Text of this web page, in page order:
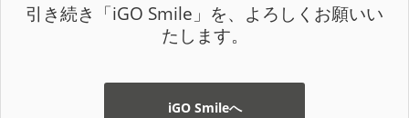
引き続き「iGO Smile」を、よろしくお願いい
たします。
iGO Smileへ